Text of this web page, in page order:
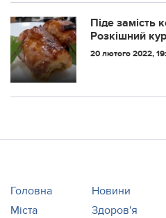
Піде замість
Розкішний
та недорогим
20 лютого 2022,
Головна
Новини
Міста
Здоров'я